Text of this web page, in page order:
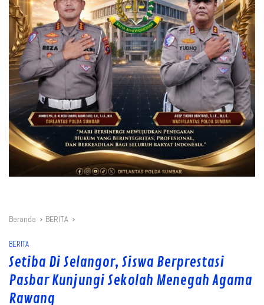
Beranda BERITA
BERITA
Setiba Di Selangor, Siswa Berprestasi
Pasbar Kunjungi Sekolah Menegah Agama
Rawang